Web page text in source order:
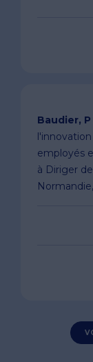
Baudier, P
employés
à Diriger